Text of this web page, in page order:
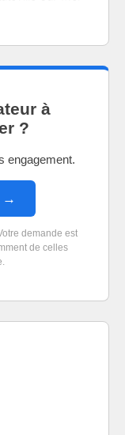
à
?
engagement.
→
demande est
de celles